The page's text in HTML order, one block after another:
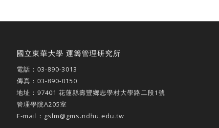
國立東華大學 運籌管理研究所
電話： 03-890-3013
傳真：03-890-0150
地址： 97401 花蓮縣壽豐鄉志學村大學路二段1號
管理學院A205室
E-mail： gslm@gms.ndhu.edu.tw